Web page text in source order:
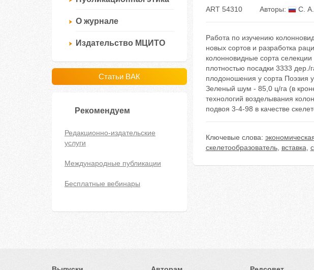
О журнале
Издательство МЦИТО
Статьи ВАК
Рекомендуем
Редакционно-издательские
услуги
Международные публикации
Бесплатные вебинары
ART 54310 Авторы: С. А.
Работа по изучению
новых сортов и разработка
колонновидные сорта
плотностью посадки 3333 дер./
плодоношения у сорта Поэзия
Зеленый шум - 85,0 ц/га (в
технологий возделывания
подвоя 3-4-98 в качестве
Ключевые слова:
скелетообразователь, вставка